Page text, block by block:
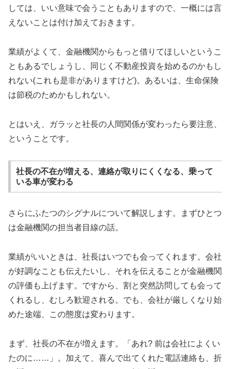
しては、いい意味で会うこともありますので、一概には言
えないことは付け加えておきます。
業績がよくて、金融機関からもっと借りてほしいというこ
ともあるでしょうし、同じく不動産投資を始めるのかもし
れない(これも是非がありますけど)。あるいは、生命保険
は節税のためかもしれない。
とはいえ、ガラッと社長の人間関係が変わったら要注意、
ということです。
社長の不在が増える、連絡が取りにくくなる、乗って
いる車が変わる
さらにふたつのシグナルについて解説します。まずひとつ
は金融機関の担当者目線の話。
業績がいいときは、社長はいつでも会ってくれます。会社
が好調なことも伝えたいし、それを伝えることが金融機関
の評価も上げます。ですから、割と突然訪問しても会って
くれるし、むしろ歓迎される。でも、会社が厳しくなり始
めた途端、この態度は変わります。
まず、社長の不在が増えます。「あれ? 前は会社によくい
たのに……」。加えて、喜んで出てくれた電話連絡も、折